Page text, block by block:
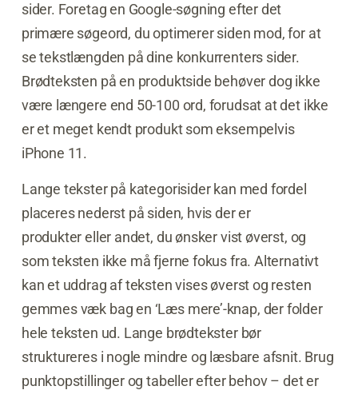
sider. Foretag en Google-søgning efter det
primære søgeord, du optimerer siden mod, for at
se tekstlængden på dine konkurrenters sider.
Brødteksten på en produktside behøver dog ikke
være længere end 50-100 ord, forudsat at det ikke
er et meget kendt produkt som eksempelvis
iPhone 11.
Lange tekster på kategorisider kan med fordel
placeres nederst på siden, hvis der er
produkter eller andet, du ønsker vist øverst, og
som teksten ikke må fjerne fokus fra. Alternativt
kan et uddrag af teksten vises øverst og resten
gemmes væk bag en ‘Læs mere’-knap, der folder
hele teksten ud. Lange brødtekster bør
struktureres i nogle mindre og læsbare afsnit. Brug
punktopstillinger og tabeller efter behov – det er